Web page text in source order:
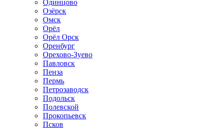
Одинцово
Озёрск
Омск
Орёл
Орёл Орск
Оренбург
Орехово-Зуево
Павловск
Пенза
Пермь
Петрозаводск
Подольск
Полевской
Прокопьевск
Псков